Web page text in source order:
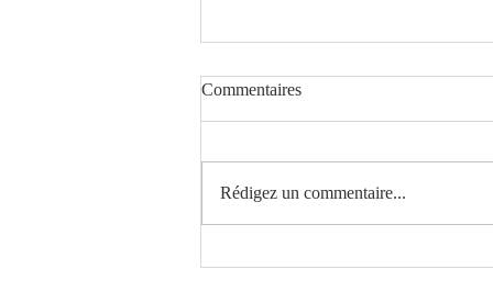
Commentaires
Rédigez un commentaire...